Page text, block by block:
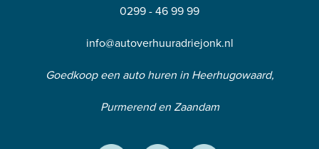
0299 - 46 99 99
info@autoverhuuradriejonk.nl
Goedkoop een auto huren in Heerhugowaard,
Purmerend en Zaandam